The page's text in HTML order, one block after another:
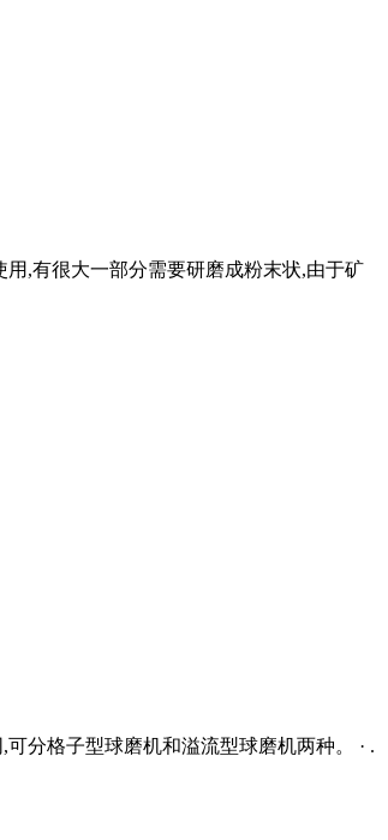
,有很大一部分需要研磨成粉末状,由于矿
分格子型球磨机和溢流型球磨机两种。 · .